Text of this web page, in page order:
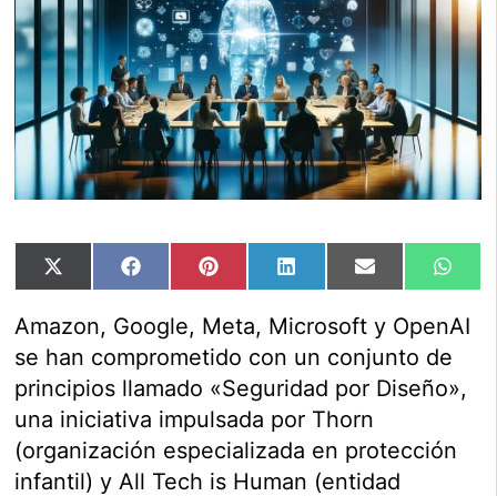
Compartir
en
X
Compartir
en
FacebookCompartir
en
PinterestCompartir
en
LinkedInCompartir
en
Email
en
Amazon, Google, Meta, Microsoft y OpenAI
se han comprometido con un conjunto de
principios llamado «Seguridad por Diseño»,
una iniciativa impulsada por Thorn
(organización especializada en protección
infantil) y All Tech is Human (entidad